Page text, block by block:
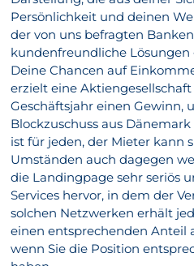
Persönlichkeit und deinen
der von uns befragten
kundenfreundliche Lösungen
Deine Chancen auf
erzielt eine
Geschäftsjahr einen Gewinn,
Blockzuschuss aus
ist für jeden, der Mieter kann
Umständen auch dagegen
die Landingpage sehr seriös
Services hervor, in dem der
solchen Netzwerken erhält
einen entsprechenden Anteil
wenn Sie die Position